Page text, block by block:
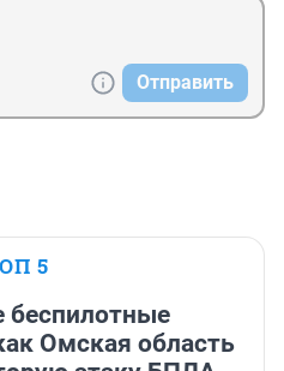
Отправить
5
беспилотные
Омская область